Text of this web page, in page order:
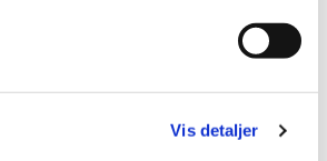
Vis detaljer
også kunne lide...